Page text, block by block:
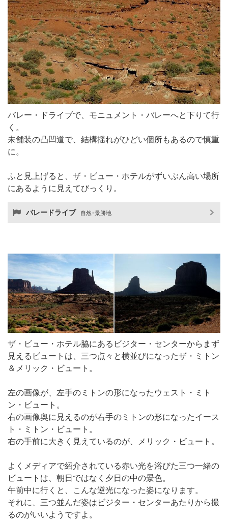
バレー・ドライブで、モニュメント・バレーへと下りて行
く。
未舗装の凸凹道で、結構揺れがひどい個所もあるので慎重
に。
ふと見上げると、ザ・ビュー・ホテルがずいぶん高い場所
にあるように見えてびっくり。
バレードライブ 自然･景勝地
ザ・ビュー・ホテル脇にあるビジター・センターからまず
見えるビュートは、三つ点々と横並びになったザ・ミトン
＆メリック・ビュート。
左の画像が、左手のミトンの形になったウェスト・ミト
ン・ビュート。
右の画像奥に見えるのが右手のミトンの形になったイース
ト・ミトン・ビュート。
右の手前に大きく見えているのが、メリック・ビュート。
よくメディアで紹介されている赤い光を浴びた三つ一緒の
ビュートは、朝日ではなく夕日の中の景色。
午前中に行くと、こんな逆光になった姿になります。
それに、三つ並んだ姿はビジター・センターあたりから撮
るのがいいようですよ。